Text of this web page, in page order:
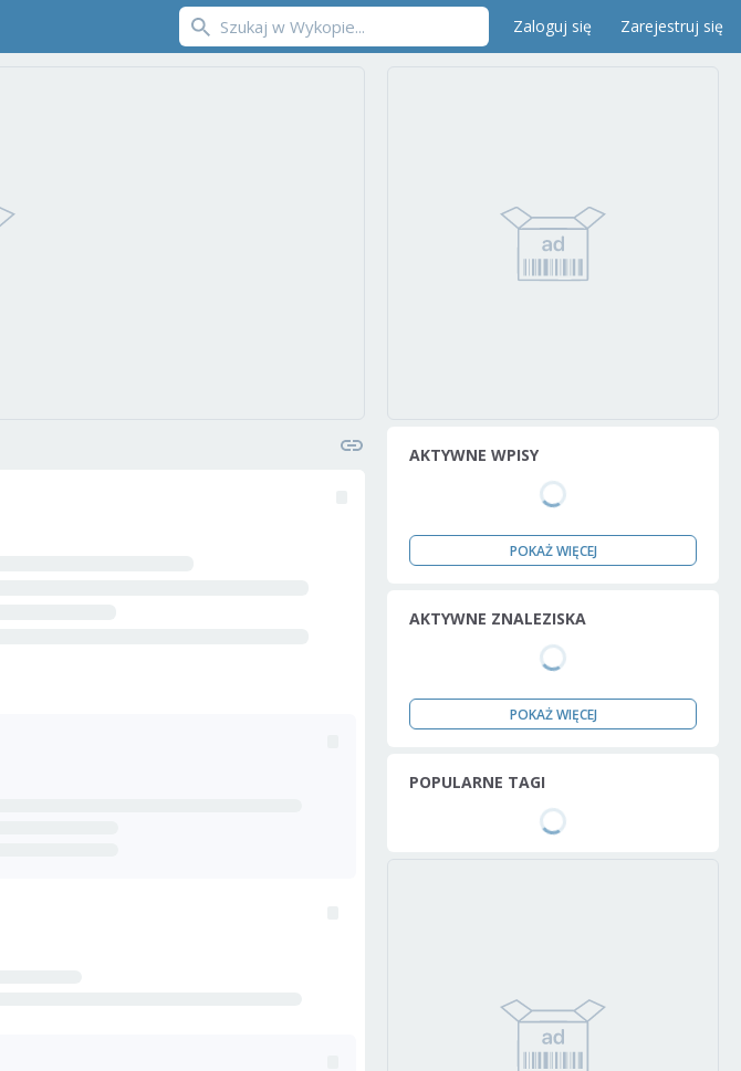
Zaloguj się Zarejestruj się
AKTYWNE WPISY
POKAŻ WIĘCEJ
AKTYWNE ZNALEZISKA
POKAŻ WIĘCEJ
POPULARNE TAGI